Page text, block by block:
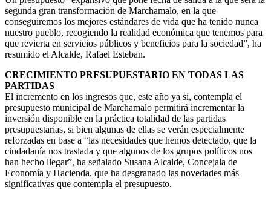
segunda gran transformación de Marchamalo, en la que
conseguiremos los mejores estándares de vida que ha tenido nunca
nuestro pueblo, recogiendo la realidad económica que tenemos para
que revierta en servicios públicos y beneficios para la sociedad”, ha
resumido el Alcalde, Rafael Esteban.
CRECIMIENTO PRESUPUESTARIO EN TODAS LAS
PARTIDAS
El incremento en los ingresos que, este año ya sí, contempla el
presupuesto municipal de Marchamalo permitirá incrementar la
inversión disponible en la práctica totalidad de las partidas
presupuestarias, si bien algunas de ellas se verán especialmente
reforzadas en base a “las necesidades que hemos detectado, que la
ciudadanía nos traslada y que algunos de los grupos políticos nos
han hecho llegar”, ha señalado Susana Alcalde, Concejala de
Economía y Hacienda, que ha desgranado las novedades más
significativas que contempla el presupuesto.